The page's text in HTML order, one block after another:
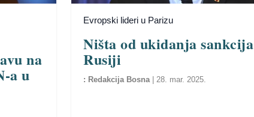
na
a u
Evropski lideri u Parizu
Ništa od ukidanja sankcija
Rusiji
Redakcija Bosna | 28. mar. 2025.